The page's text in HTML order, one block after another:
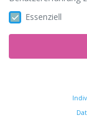
Essenziell